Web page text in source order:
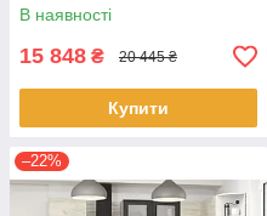
В наявності
15 848 ₴ 20 445 ₴
Купити
–22%